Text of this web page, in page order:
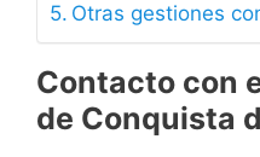
Otras gestiones
Contacto con
de Conquista